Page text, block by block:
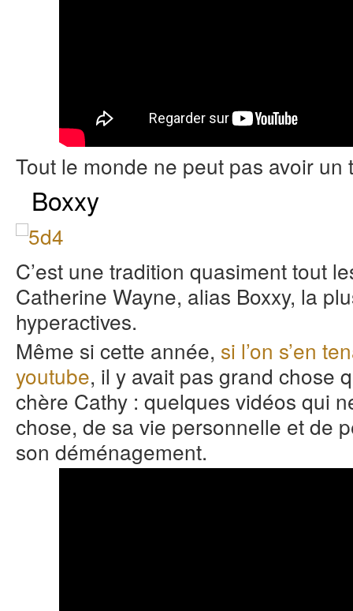
Tout le monde ne peut pas avoir
Boxxy
C’est une tradition quasiment tout
Catherine Wayne, alias Boxxy, la
hyperactives.
Même si cette année, si l’on s’en
youtube, il y avait pas grand chose
chère Cathy : quelques vidéos qui
chose, de sa vie personnelle et de
son déménagement.